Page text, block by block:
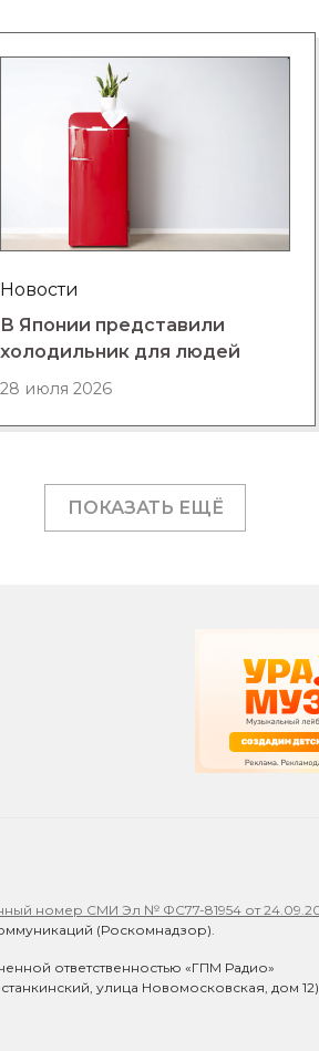
Новости
В Японии представили
холодильник для людей
28 июля 2026
ПОКАЗАТЬ ЕЩЁ
номер СМИ Эл № ФС77-81954 от
(Роскомнадзор).
ответственностью «ГПМ Радио»
улица Новомосковская, дом 12)